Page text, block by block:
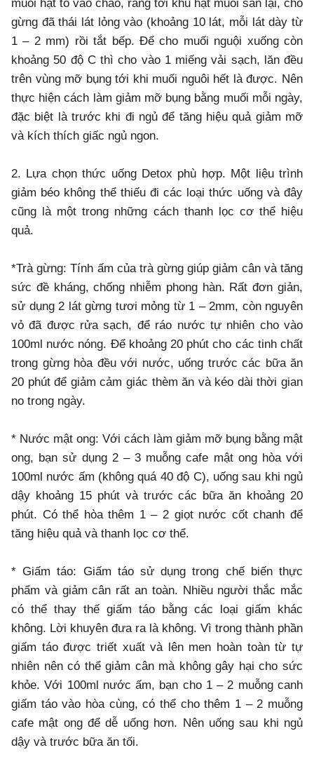
muối hạt to vào chảo, rang tới khu hạt muối săn lại, cho
gừng đã thái lát lỏng vào (khoảng 10 lát, mỗi lát dày từ
1 – 2 mm) rồi tắt bếp. Để cho muối nguội xuống còn
khoảng 50 độ C thì cho vào 1 miếng vải sạch, lăn đều
trên vùng mỡ bụng tới khi muối nguôi hết là được. Nên
thực hiện cách làm giảm mỡ bụng bằng muối mỗi ngày,
đặc biệt là trước khi đi ngủ để tăng hiệu quả giảm mỡ
và kích thích giấc ngủ ngon.
2. Lựa chọn thức uống Detox phù hợp. Một liệu trình
giảm béo không thể thiếu đi các loại thức uống và đây
cũng là một trong những cách thanh lọc cơ thể hiệu
quả.
*Trà gừng: Tính ấm của trà gừng giúp giảm cân và tăng
sức đề kháng, chống nhiễm phong hàn. Rất đơn giản,
sử dụng 2 lát gừng tươi mỏng từ 1 – 2mm, còn nguyên
vỏ đã được rửa sạch, để ráo nước tự nhiên cho vào
100ml nước nóng. Để khoảng 20 phút cho các tinh chất
trong gừng hòa đều với nước, uống trước các bữa ăn
20 phút để giảm cảm giác thèm ăn và kéo dài thời gian
no trong ngày.
* Nước mật ong: Với cách làm giảm mỡ bụng bằng mật
ong, bạn sử dụng 2 – 3 muỗng cafe mật ong hòa với
100ml nước ấm (không quá 40 độ C), uống sau khi ngủ
dậy khoảng 15 phút và trước các bữa ăn khoảng 20
phút. Có thể hòa thêm 1 – 2 giọt nước cốt chanh để
tăng hiệu quả và thanh lọc cơ thể.
* Giấm táo: Giấm táo sử dụng trong chế biến thực
phẩm và giảm cân rất an toàn. Nhiều người thắc mắc
có thể thay thế giấm táo bằng các loại giấm khác
không. Lời khuyên đưa ra là không. Vì trong thành phần
giấm táo được triết xuất và lên men hoàn toàn từ tự
nhiên nên có thể giảm cân mà không gây hại cho sức
khỏe. Với 100ml nước ấm, bạn cho 1 – 2 muỗng canh
giấm táo vào hòa cùng, có thể cho thêm 1 – 2 muỗng
cafe mật ong để dễ uống hơn. Nên uống sau khi ngủ
dậy và trước bữa ăn tối.